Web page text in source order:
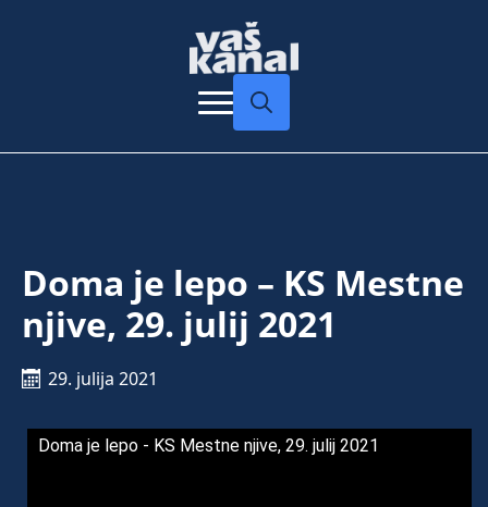
Doma je lepo – KS Mestne
njive, 29. julij 2021
29. julija 2021
Doma je lepo - KS Mestne njive, 29. julij 2021